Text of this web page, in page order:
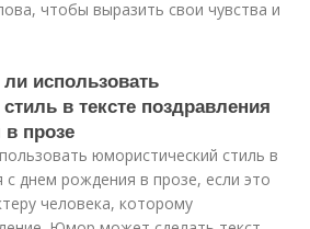
чтобы выразить свои чувства и
использовать
в тексте поздравления
прозе
юмористический стиль в
с днем рождения в прозе, если это
человека, которому